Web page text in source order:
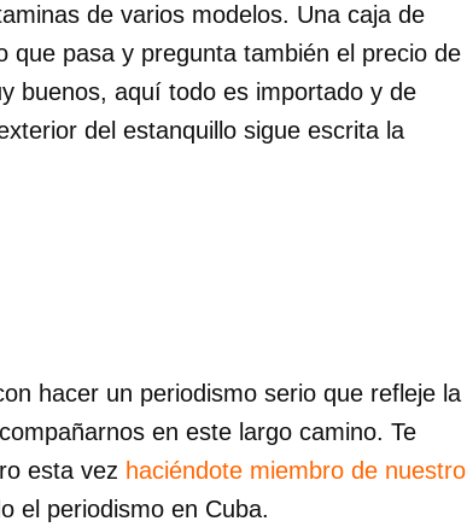
de varios modelos. Una caja de
que pasa y pregunta también el precio de
buenos, aquí todo es importado y de
del estanquillo sigue escrita la
hacer un periodismo serio que refleje la
en este largo camino. Te
esta vez haciéndote miembro de nuestro
el periodismo en Cuba.